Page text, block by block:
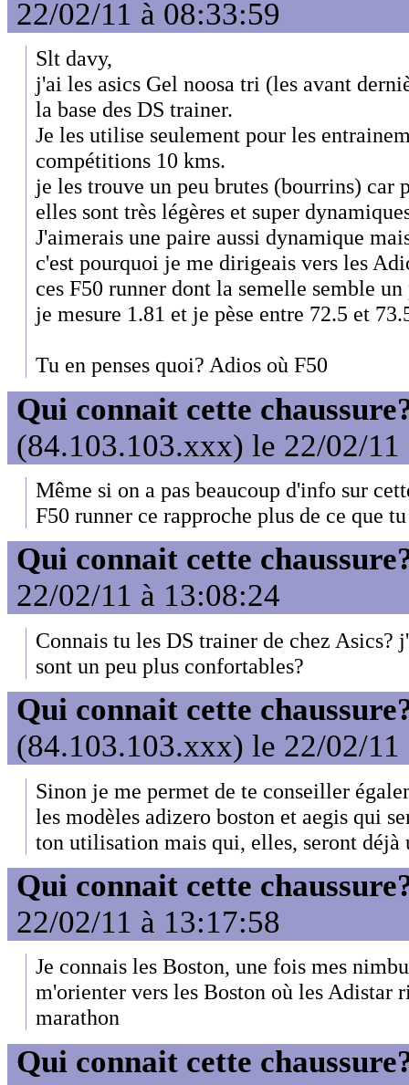
22/02/11 à 08:33:59
Slt davy,
j'ai les asics Gel noosa tri (les avant
la base des DS trainer.
Je les utilise seulement pour les
compétitions 10 kms.
je les trouve un peu brutes (bourrins) car
elles sont très légères et super
J'aimerais une paire aussi dynamique
c'est pourquoi je me dirigeais vers les
ces F50 runner dont la semelle semble un
je mesure 1.81 et je pèse entre 72.5 et
Tu en penses quoi? Adios où F50
Qui connait cette
(84.103.103.xxx) le 22/02/11
Même si on a pas beaucoup d'info sur
F50 runner ce rapproche plus de ce que
Qui connait cette
22/02/11 à 13:08:24
Connais tu les DS trainer de chez Asics?
sont un peu plus confortables?
Qui connait cette
(84.103.103.xxx) le 22/02/11
Sinon je me permet de te conseiller
les modèles adizero boston et aegis qui
ton utilisation mais qui, elles, seront déjà
Qui connait cette
22/02/11 à 13:17:58
Je connais les Boston, une fois mes
m'orienter vers les Boston où les Adistar
marathon
Qui connait cette